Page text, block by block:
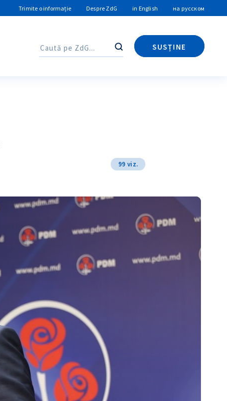
Trimite o informație Despre ZdG in English на русском
Caută
SUSȚINE
Caută
99 viz.